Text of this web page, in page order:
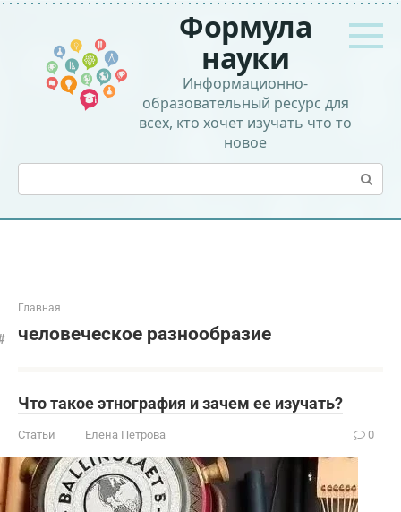
Перейти
контенту
Формула
науки
Информационно-
образовательный ресурс для
всех, кто хочет изучать что то
новое
Поиск:
Главная
человеческое разнообразие
Что такое этнография и зачем ее изучать?
Статьи Елена Петрова 0